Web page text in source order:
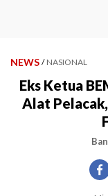
NEWS / NASIONAL
Eks Ketua
Alat